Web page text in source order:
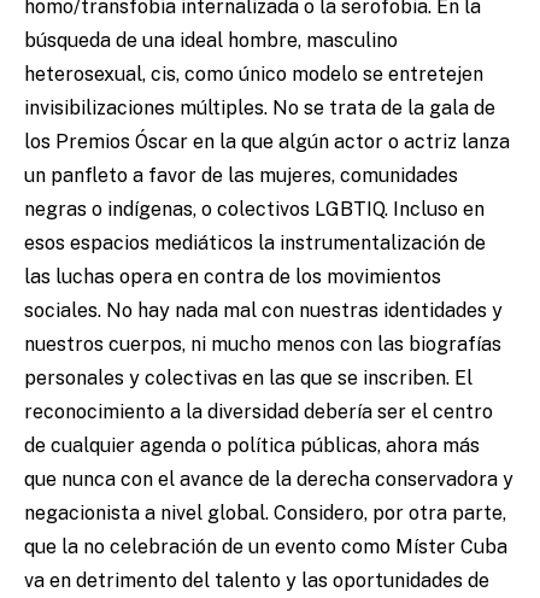
homo/transfobia internalizada o la serofobia. En la
búsqueda de una ideal hombre, masculino
heterosexual, cis, como único modelo se entretejen
invisibilizaciones múltiples. No se trata de la gala de
los Premios Óscar en la que algún actor o actriz lanza
un panfleto a favor de las mujeres, comunidades
negras o indígenas, o colectivos LGBTIQ. Incluso en
esos espacios mediáticos la instrumentalización de
las luchas opera en contra de los movimientos
sociales. No hay nada mal con nuestras identidades y
nuestros cuerpos, ni mucho menos con las biografías
personales y colectivas en las que se inscriben. El
reconocimiento a la diversidad debería ser el centro
de cualquier agenda o política públicas, ahora más
que nunca con el avance de la derecha conservadora y
negacionista a nivel global. Considero, por otra parte,
que la no celebración de un evento como Míster Cuba
va en detrimento del talento y las oportunidades de